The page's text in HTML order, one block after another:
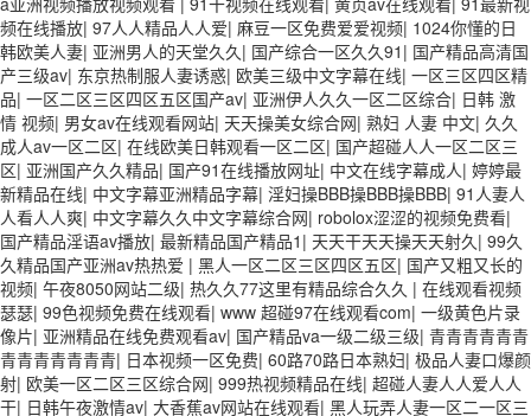
频在线播放| 97人人精品人人爱| 麻豆一区免费爱爱视频| 1024你懂的日
韩欧美人妻| 亚洲男人的天堂久久 | 国产综合一区久久91 | 国产精品高清国
产三级av| 东京热制服人妻诱惑| 欧美三级中文字幕在线| 一区三区四区精
品| 一区二区三区四区五区国产av| 亚洲伊人久久一区二区综合| 日韩 激
情 视频| 男女av在线观看网站| 天天操美女综合网| 熟妇 人妻 中文| 久久
成人av一区二区| 在线欧美日韩观看一区二区| 国产超碰人人一区二区三
区| 亚洲国产久久精品| 国产91在线播放网址| 中文在线字幕成人| 婷婷最
新精品在线| 中文字幕亚洲精品字幕| 淫妇操BBB操BBB操BBB| 91人妻人
人看人人爽| 中文字幕久久中文字幕综合网| robolox涩涩的视频免费看|
国产精品淫语av播放| 最新精品国产精品1 | 天天干天天操天天射久 | 99久
久精品国产亚洲av热热爱 | 黑人一区二区三区四区五区| 国产又粗又长的
视频| 午夜8050网站二级| 热久久77这里有精品综合久久 | 在线观看视频
瑟瑟| 99色视频免费在线观看| www 超碰97在线观看com| 一级黄色片录
像片| 亚洲精品在线免费观看av| 国产精品va一级二级三级| 青青青青青青
青青青青青青青| 日本视频一区免费| 60路70路日本熟妇| 极品人妻口爆颜
射| 欧美一区二区三区综合网| 999热视频精品在线| 超碰人妻人人爱人人
干| 日韩午夜激情av| 大香蕉av网站在线观看| 黑人玩弄人妻一区二一区三